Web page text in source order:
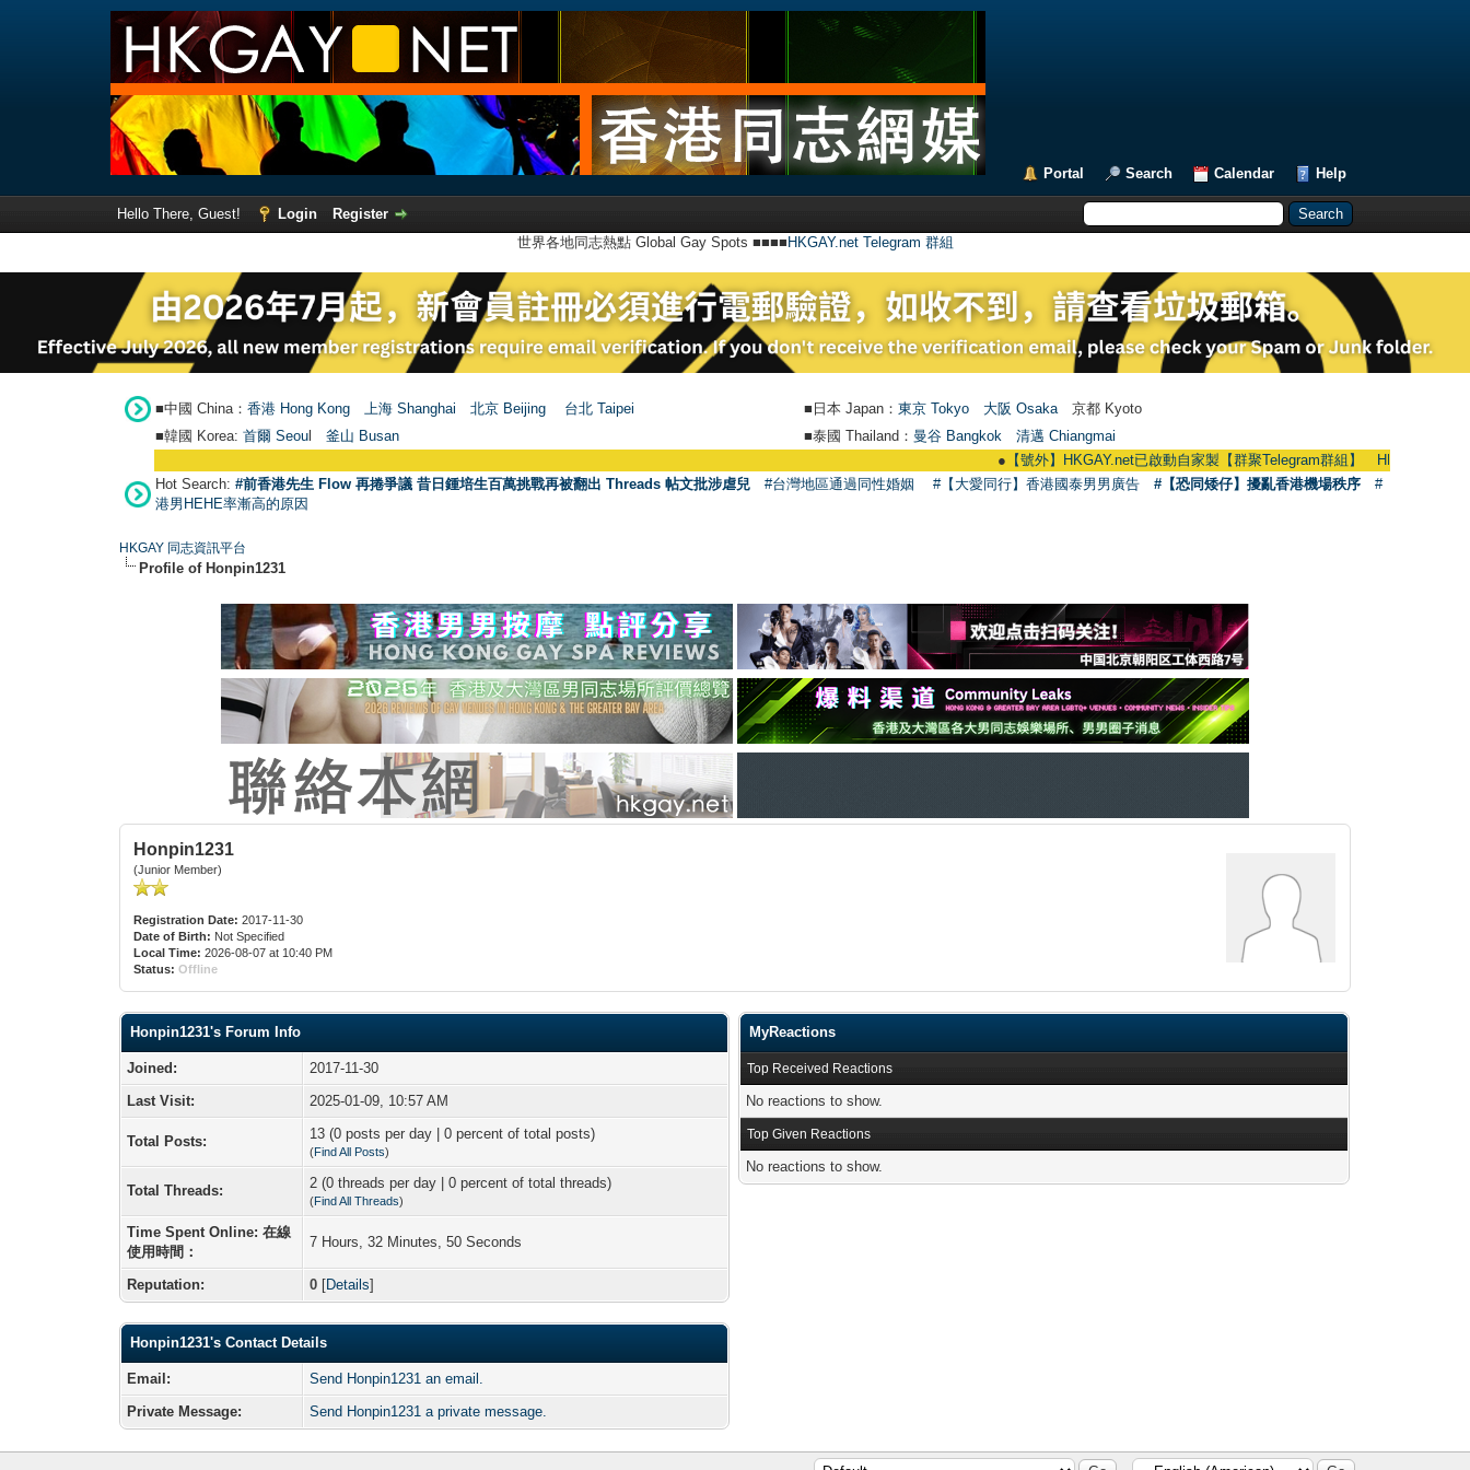
Portal Search Calendar Help
Hello There, Guest! Login
Register
世界各地同志熱點 Global Gay Spots ■■■■ HKGAY.net Telegram 群組
■中國 China： 香港 Hong Kong 上海 Shanghai 北京 Beijing 台北 Taipei ■日本 Japan： 東京 Tokyo 大阪 Osaka 京都 Kyoto
■韓國 Korea: 首爾 Seou 釜山 Busan ■泰國 Thailand： 曼谷 Bangkok
清邁 Chiangmai
【號外】HKGAY.net已啟動自家製【群聚Telegram群組】 HKGAY.net has
Hot Search: #前香港先生 Flow 再捲爭議 昔日鍾培生百萬挑戰再被翻出 Threads 帖文批涉虐兒 #台灣地區通過同性婚姻 #【大愛同行】香港國泰男男廣告 #【恐同矮仔】擾亂香港機場秩序
#
港男HEHE率漸高的原因
HKGAY 同志資訊平台
Profile of Honpin1231
Honpin1231
(Junior Member)
Registration Date: 2017-11-30
Date of Birth: Not Specified
Local Time: 2026-08-07 at 10:40 PM
Status: Offline
Honpin1231's Forum Info
Joined:
2017-11-30
Last Visit:
2025-01-09, 10:57 AM
Total Posts: 13 (0 posts per day | 0 percent of total posts)
(Find All Posts)
Total Threads: 2 (0 threads per day | 0 percent of total threads)
(Find All Threads)
Time Spent Online: 在線
使用時間：
7 Hours, 32 Minutes, 50 Seconds
Reputation: 0 [Details]
Honpin1231's Contact Details
Email:
Send Honpin1231 an email.
Private Message:
Send Honpin1231 a private message.
MyReactions
Top Received Reactions
No reactions to show.
Top Given Reactions
No reactions to show.